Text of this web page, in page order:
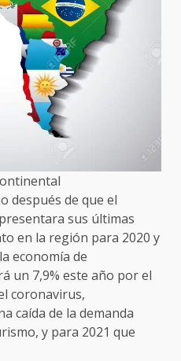
después de que el
sus últimas
en la región para 2020 y
economía de
un 7,9% este año por el
coronavirus,
caída de la demanda
y para 2021 que